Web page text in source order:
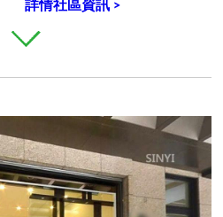
詳情社區資訊 >